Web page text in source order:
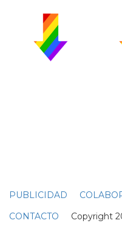
PUBLICIDAD
CONTACTO Copyright